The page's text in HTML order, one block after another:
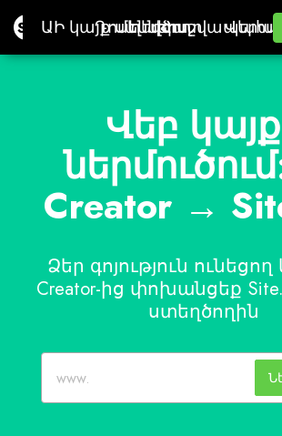
Site.proԱԻ կայք ստեղծող
ԱԻ կայք ստեղծող
Դոմեններ
Դոմեններ
էլ. փոստ
էլ. փոստ
Վեբ
Creator →
Ձեր գոյություն ունեցող
Creator-ից փոխանցեք
ստեղծողին